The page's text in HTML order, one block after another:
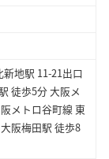
地駅 11-21出口
徒歩5分 大阪メ
メトロ谷町線 東
阪梅田駅 徒歩8